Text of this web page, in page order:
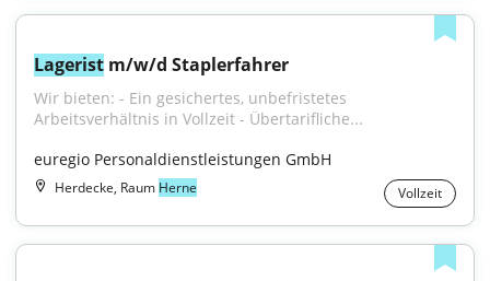
Lagerist m/w/d Staplerfahrer
Wir bieten: - Ein gesichertes, unbefristetes
Arbeitsverhältnis in Vollzeit - Übertarifliche...
euregio Personaldienstleistungen GmbH
Herdecke, Raum Herne Vollzeit